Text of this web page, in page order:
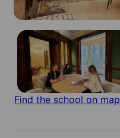
Find the school on map